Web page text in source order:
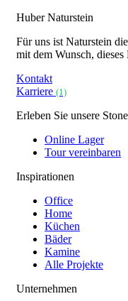
Huber Naturstein
Für uns ist Naturstein
mit dem Wunsch,
Kontakt
Karriere (1)
Erleben Sie unsere
Online Lager
Tour vereinbaren
Inspirationen
Office
Home
Küchen
Bäder
Kamine
Alle Projekte
Unternehmen